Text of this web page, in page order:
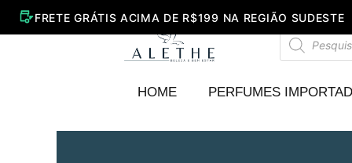
Pesquisar
produtos
HOME PERFUMES